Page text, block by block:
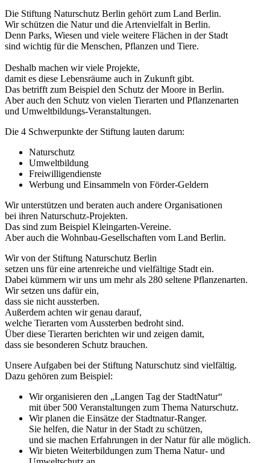
Die Stiftung Naturschutz Berlin gehört zum Land Berlin.
Wir schützen die Natur und die Artenvielfalt in Berlin.
Denn Parks, Wiesen und viele weitere Flächen in der Stadt
sind wichtig für die Menschen, Pflanzen und Tiere.
Deshalb machen wir viele Projekte,
damit es diese Lebensräume auch in Zukunft gibt.
Das betrifft zum Beispiel den Schutz der Moore in Berlin.
Aber auch den Schutz von vielen Tierarten und Pflanzenarten
und Umweltbildungs-Veranstaltungen.
Die 4 Schwerpunkte der Stiftung lauten darum:
Naturschutz
Umweltbildung
Freiwilligendienste
Werbung und Einsammeln von Förder-Geldern
Wir unterstützen und beraten auch andere Organisationen
bei ihren Naturschutz-Projekten.
Das sind zum Beispiel Kleingarten-Vereine.
Aber auch die Wohnbau-Gesellschaften vom Land Berlin.
Wir von der Stiftung Naturschutz Berlin
setzen uns für eine artenreiche und vielfältige Stadt ein.
Dabei kümmern wir uns um mehr als 280 seltene Pflanzenarten.
Wir setzen uns dafür ein,
dass sie nicht aussterben.
Außerdem achten wir genau darauf,
welche Tierarten vom Aussterben bedroht sind.
Über diese Tierarten berichten wir und zeigen damit,
dass sie besonderen Schutz brauchen.
Unsere Aufgaben bei der Stiftung Naturschutz sind vielfältig.
Dazu gehören zum Beispiel:
Wir organisieren den „Langen Tag der StadtNatur“
mit über 500 Veranstaltungen zum Thema Naturschutz.
Wir planen die Einsätze der Stadtnatur-Ranger.
Sie helfen, die Natur in der Stadt zu schützen,
und sie machen Erfahrungen in der Natur für alle möglich.
Wir bieten Weiterbildungen zum Thema Natur- und